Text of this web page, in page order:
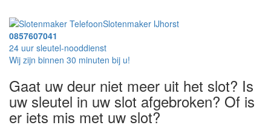
Slotenmaker IJhorst
0857607041
24 uur sleutel-nooddienst
Wij zijn binnen 30 minuten bij u!
Gaat uw deur niet meer uit het slot? Is
uw sleutel in uw slot afgebroken? Of is
er iets mis met uw slot?